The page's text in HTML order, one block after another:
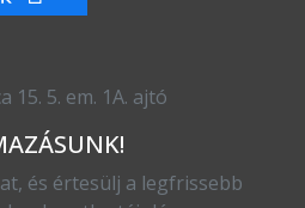
15. 5. em. 1A. ajtó
és értesülj a legfrissebb